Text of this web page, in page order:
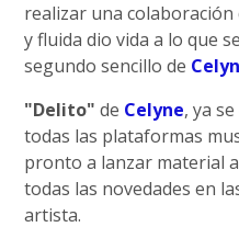
realizar una
y fluida dio vida a lo que
segundo sencillo de
"Delito" de Celyne, ya
todas las plataformas
pronto a lanzar material
todas las novedades en
artista.